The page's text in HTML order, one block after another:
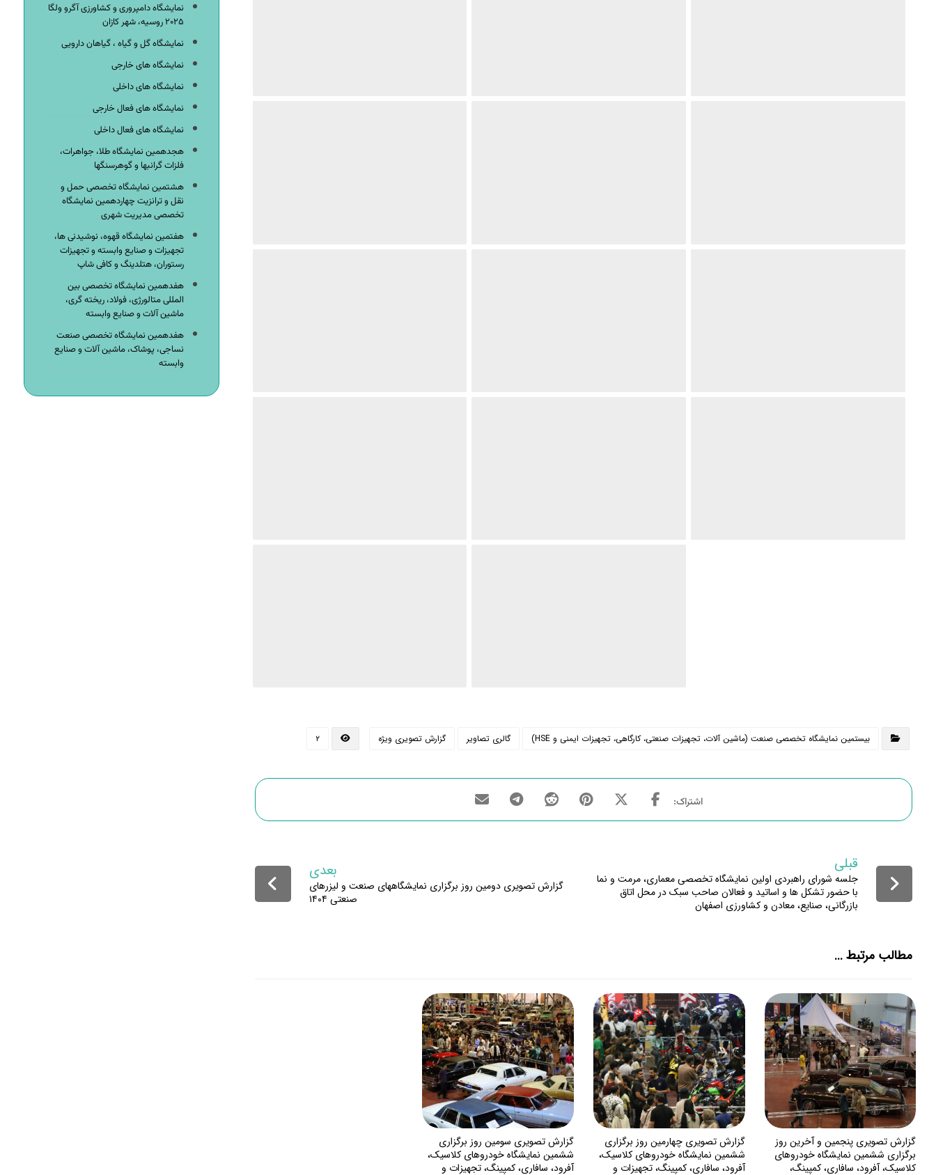
بیستمین نمایشگاه تخصصی صنعت (ماشین آلات، تجهیزات صنعتی، کارگاهی، تجهیزات ایمنی و HSE) گالری تصاویر گزارش تصویری ویژه ۲
قبلی
جلسه شورای راهبردی اولین نمایشگاه تخصصی معماری، مرمت و نما
با حضور تشکل ها و اساتید و فعالان صاحب سبک در محل اتاق
بازرگانی، صنایع، معادن و کشاورزی اصفهان
بعدی
گزارش تصویری دومین روز برگزاری نمایشگاههای صنعت و لیزرهای
صنعتی ۱۴۰۴
مطالب مرتبط ...
گزارش تصویری پنجمین و آخرین روز
برگزاری ششمین نمایشگاه خودروهای
کلاسیک، آفرود، سافاری، کمپینگ،
گزارش تصویری چهارمین روز برگزاری
ششمین نمایشگاه خودروهای کلاسیک،
آفرود، سافاری، کمپینگ، تجهیزات و
گزارش تصویری سومین روز برگزاری
ششمین نمایشگاه خودروهای کلاسیک،
آفرود، سافاری، کمپینگ، تجهیزات و
نمایشگاه دامپروری و کشاورزی آگرو ولگا
۲۰۲۵ روسیه، شهر کازان
نمایشگاه گل و گیاه ، گیاهان دارویی
نمایشگاه های خارجی
نمایشگاه های داخلی
نمایشگاه های فعال خارجی
نمایشگاه های فعال داخلی
هجدهمین نمایشگاه طلا، جواهرات،
فلزات گرانبها و گوهرسنگها
هشتمین نمایشگاه تخصصی حمل و
نقل و ترانزیت چهاردهمین نمایشگاه
تخصصی مدیریت شهری
هفتمین نمایشگاه قهوه، نوشیدنی ها،
تجهیزات و صنایع وابسته و تجهیزات
رستوران، هتلدینگ و کافی شاپ
هفدهمین نمایشگاه تخصصی بین
المللی متالورژی، فولاد، ریخته گری،
ماشین آلات و صنایع وابسته
هفدهمین نمایشگاه تخصصی صنعت
نساجی، پوشاک، ماشین آلات و صنایع
وابسته